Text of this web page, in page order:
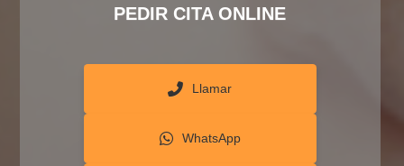
PEDIR CITA ONLINE
Llamar
WhatsApp